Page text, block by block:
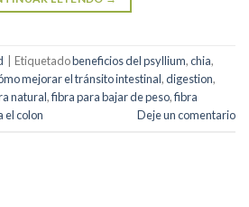
Etiquetadobeneficios del psyllium,chia,
mejorar el tránsito intestinal,digestion,
natural,fibra para bajar de peso,fibra
el colon Deje un comentario